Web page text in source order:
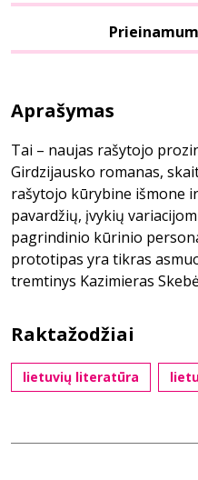
Aprašymas
Tai – naujas rašytojo
Girdzijausko romanas,
rašytojo kūrybine išmone
pavardžių, įvykių
pagrindinio kūrinio
prototipas yra tikras
tremtinys Kazimieras
Raktažodžiai
lietuvių literatūra